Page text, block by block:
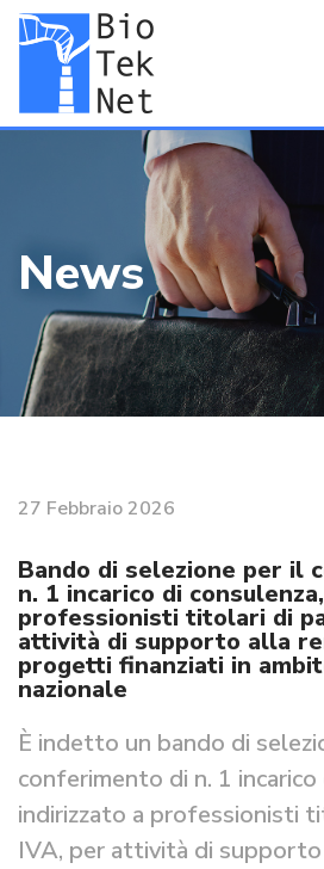
News
27 Febbraio 2026
Bando di selezione per il
n. 1 incarico di
professionisti titolari di
attività di supporto alla
progetti finanziati in
nazionale
È indetto un bando di
conferimento di n. 1 incarico
indirizzato a professionisti
IVA, per attività di